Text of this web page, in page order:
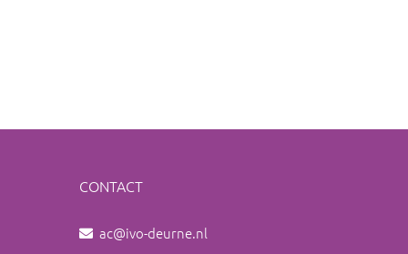
CONTACT
ac@ivo-deurne.nl